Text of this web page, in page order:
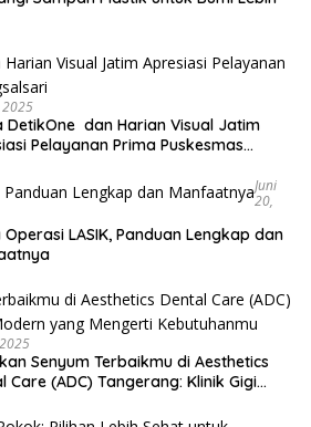
2025
DetikOne dan Harian Visual Jatim
Pelayanan Prima Puskesmas
Juni
20,
Operasi LASIK, Panduan Lengkap dan
Senyum Terbaikmu di Aesthetics
Care (ADC) Tangerang: Klinik Gigi